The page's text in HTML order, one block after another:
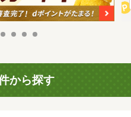
から探す